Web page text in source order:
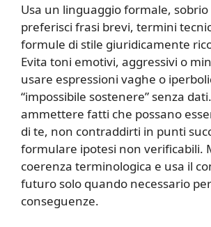
Usa un linguaggio formale,
preferisci frasi brevi, termini
formule di stile giuridicamente
Evita toni emotivi, aggressivi o
usare espressioni vaghe o
“impossibile sostenere” senza
ammettere fatti che possano
di te, non contraddirti in punti
formulare ipotesi non verificabili.
coerenza terminologica e usa il
futuro solo quando necessario
conseguenze.